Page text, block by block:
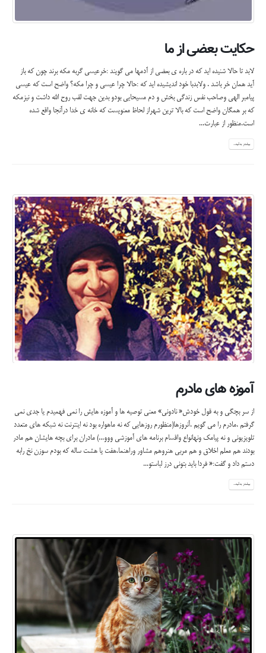
حکایت بعضی از ما
لابد تا حالا شنیده اید که در باره ی بعضی از آدمها می گویند :خرعیسی گربه مکه برند چون که باز
آید همان خر باشد . ولابدبا خود اندیشیده اید که :حالا چرا عیسی و چرا مکه؟ واضح است که عیسی
پیامبر الهی وصاحب نفس زندگی بخش و دم مسیحایی بودو بدین جهت لقب روح الله داشت و نیزمکه
که بر همگان واضح است که بالا ترین شهراز لحاظ معنویست که خانه ی خدا درآنجا واقع شده
است.منظور از عبارت...
بیشتر بدانید...
آموزه های مادرم
از سر بچگی و به قول خودش« نادونی» معنی توصیه ها و آموزه هایش را نمی فهمیدم یا جدی نمی
گرفتم .مادرم را می گویم .آنروزها(منظورم روزهایی که نه ماهواره بود نه اینترنت نه شبکه های متعدد
تلویزیونی و نه پیامک ونهانواع واقسام برنامه های آموزشی ووو...) مادران برای بچه هایشان هم مادر
بودند هم معلم اخلاق و هم مربی هنروهم مشاور وراهنما.هفت یا هشت ساله که بودم سوزن نخ رابه
دستم داد و گفت:« فردا باید بتونی درز لباستو...
بیشتر بدانید...